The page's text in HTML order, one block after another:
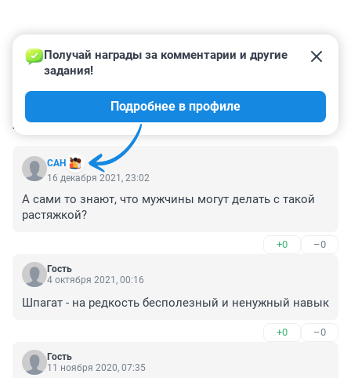
КОММЕНТАРИИ 143
САН
Получай награды за комментарии и другие
задания!
Подробнее в профиле
16 декабря 2021, 23:02
А сами то знают, что мужчины могут делать с такой
растяжкой?
+0 –0
Гость
4 октября 2021, 00:16
Шпагат - на редкость бесполезный и ненужный навык
+0 –0
Гость
11 ноября 2020, 07:35